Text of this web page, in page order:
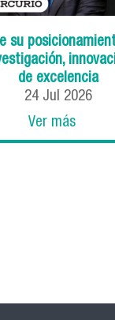
su
de excelencia
24 Jul 2026
Ver más